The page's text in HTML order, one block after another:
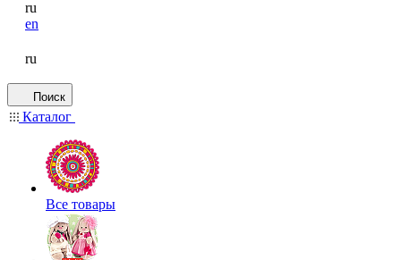
ru
en
ru
Поиск
Каталог
Все товары